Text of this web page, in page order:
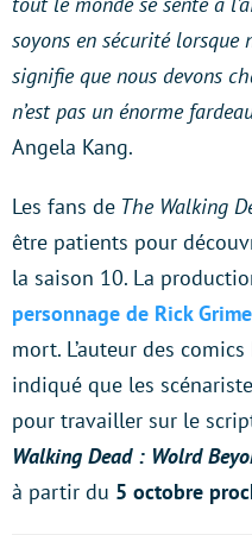
soyons en sécurité lorsque
signifie que nous devons
n’est pas un énorme
Angela Kang.
Les fans de The Walking
être patients pour
la saison 10. La
personnage de Rick
mort. L’auteur des
indiqué que les
pour travailler sur le
Walking Dead : Wolrd
à partir du 5 octobre